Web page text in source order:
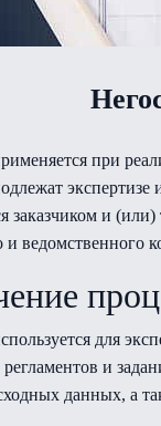
при
экспертизе
заказчиком и
ведомственного
для
и
данных, а